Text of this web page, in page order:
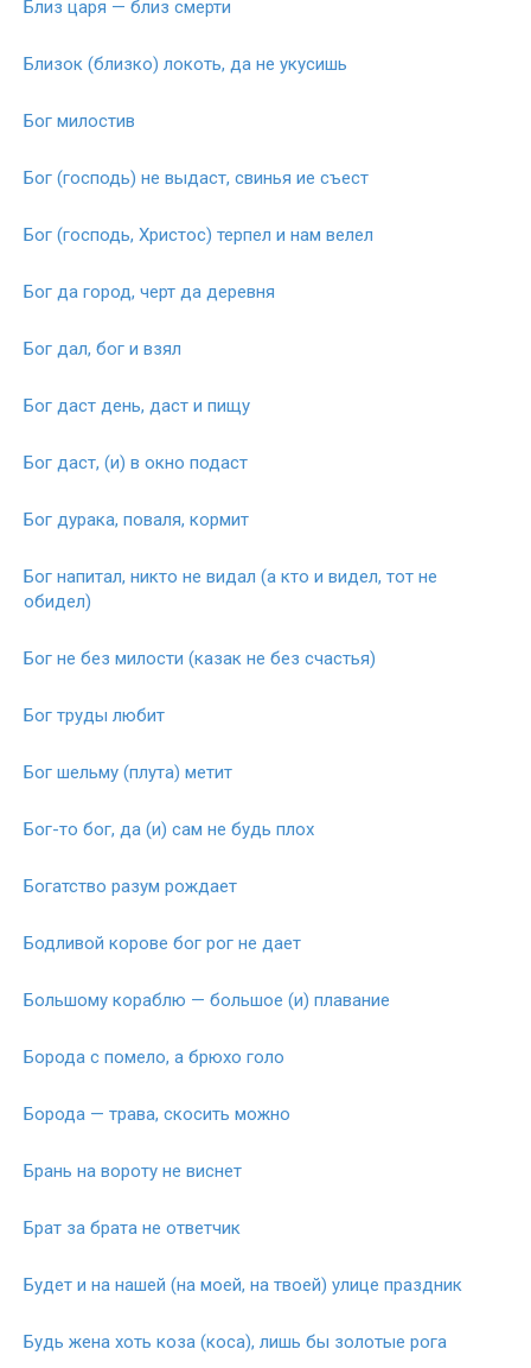
Близ царя — близ смерти
Близок (близко) локоть, да не укусишь
Бог милостив
Бог (господь) не выдаст, свинья ие съест
Бог (господь, Христос) терпел и нам велел
Бог да город, черт да деревня
Бог дал, бог и взял
Бог даст день, даст и пищу
Бог даст, (и) в окно подаст
Бог дурака, поваля, кормит
Бог напитал, никто не видал (а кто и видел, тот не
обидел)
Бог не без милости (казак не без счастья)
Бог труды любит
Бог шельму (плута) метит
Бог-то бог, да (и) сам не будь плох
Богатство разум рождает
Бодливой корове бог рог не дает
Большому кораблю — большое (и) плавание
Борода с помело, а брюхо голо
Борода — трава, скосить можно
Брань на вороту не виснет
Брат за брата не ответчик
Будет и на нашей (на моей, на твоей) улице праздник
Будь жена хоть коза (коса), лишь бы золотые рога